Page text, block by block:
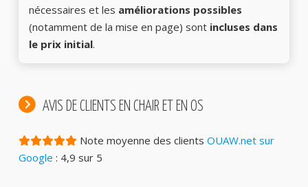
nécessaires et les améliorations possibles
(notamment de la mise en page) sont incluses dans
le prix initial.
AVIS DE CLIENTS EN CHAIR ET EN OS
Note moyenne des clients OUAW.net sur
Google : 4,9 sur 5